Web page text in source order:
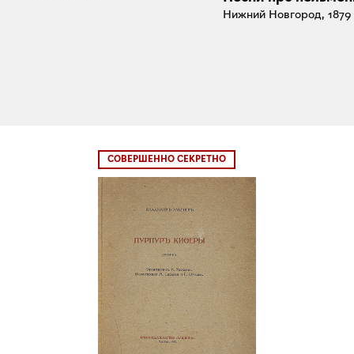
Нижний Новгород, 1879
СОВЕРШЕННО СЕКРЕТНО